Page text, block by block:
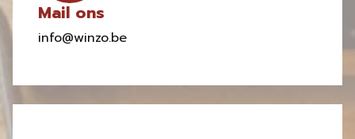
Mail ons
info@winzo.be